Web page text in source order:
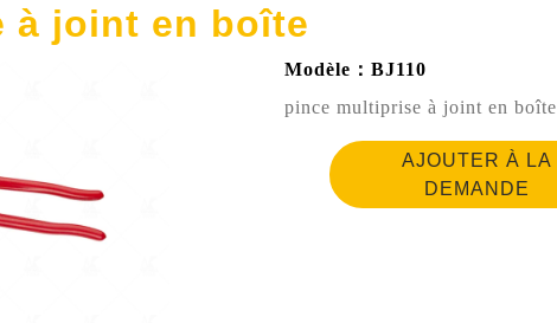
à joint en boîte
Modèle：BJ110
pince multiprise à joint en boîte
AJOUTER À LA
DEMANDE